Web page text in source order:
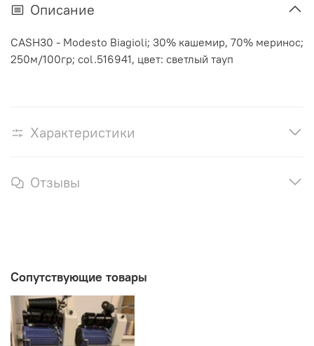
Описание
CASH30 - Modesto Biagioli; 30% кашемир, 70% меринос;
250м/100гр; col.516941, цвет: светлый тауп
Характеристики
Отзывы
Сопутствующие товары